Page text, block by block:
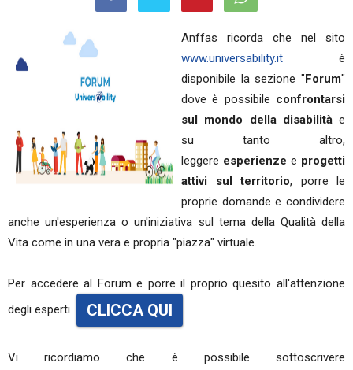
Anffas ricorda che nel sito
www.universability.it è
disponibile la sezione "Forum"
dove è possibile confrontarsi
sul mondo della disabilitàe
su tanto altro,
leggere esperienze e progetti
attivi sul territorio, porre le
proprie domande e condividere
anche un'esperienza o un'iniziativa sul tema della Qualità della
Vita come in una vera e propria "piazza" virtuale.
Per accedere al Forum e porre il proprio quesito all'attenzione
degli esperti
CLICCA QUI
Vi ricordiamo che è possibile sottoscrivere